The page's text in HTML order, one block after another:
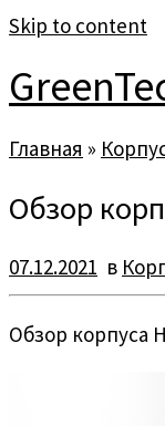
Skip to content
Главная »
Обзор
07.12.2021 в
Обзор корпуса